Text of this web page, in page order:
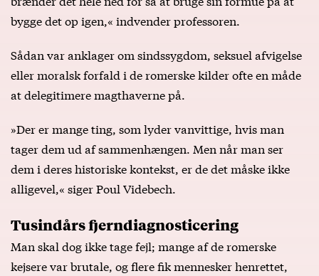
bygge det op igen,« indvender professoren.
Sådan var anklager om sindssygdom, seksuel afvigelse
eller moralsk forfald i de romerske kilder ofte en måde
at delegitimere magthaverne på.
»Der er mange ting, som lyder vanvittige, hvis man
tager dem ud af sammenhængen. Men når man ser
dem i deres historiske kontekst, er de det måske ikke
alligevel,« siger Poul Videbech.
Tusindårs fjerndiagnosticering
Man skal dog ikke tage fejl; mange af de romerske
kejsere var brutale, og flere fik mennesker henrettet,